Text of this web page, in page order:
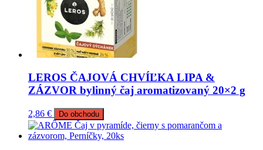
LEROS ČAJOVÁ CHVÍĽKA LIPA &
ZÁZVOR bylinný čaj aromatizovaný 20×2 g
2,86 € Do obchodu